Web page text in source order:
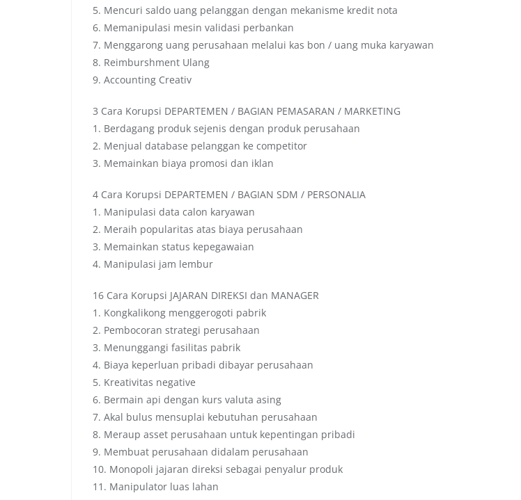
5. Mencuri saldo uang pelanggan dengan mekanisme kredit nota
6. Memanipulasi mesin validasi perbankan
7. Menggarong uang perusahaan melalui kas bon / uang muka karyawan
8. Reimburshment Ulang
9. Accounting Creativ
3 Cara Korupsi DEPARTEMEN / BAGIAN PEMASARAN / MARKETING
1. Berdagang produk sejenis dengan produk perusahaan
2. Menjual database pelanggan ke competitor
3. Memainkan biaya promosi dan iklan
4 Cara Korupsi DEPARTEMEN / BAGIAN SDM / PERSONALIA
1. Manipulasi data calon karyawan
2. Meraih popularitas atas biaya perusahaan
3. Memainkan status kepegawaian
4. Manipulasi jam lembur
16 Cara Korupsi JAJARAN DIREKSI dan MANAGER
1. Kongkalikong menggerogoti pabrik
2. Pembocoran strategi perusahaan
3. Menunggangi fasilitas pabrik
4. Biaya keperluan pribadi dibayar perusahaan
5. Kreativitas negative
6. Bermain api dengan kurs valuta asing
7. Akal bulus mensuplai kebutuhan perusahaan
8. Meraup asset perusahaan untuk kepentingan pribadi
9. Membuat perusahaan didalam perusahaan
10. Monopoli jajaran direksi sebagai penyalur produk
11. Manipulator luas lahan